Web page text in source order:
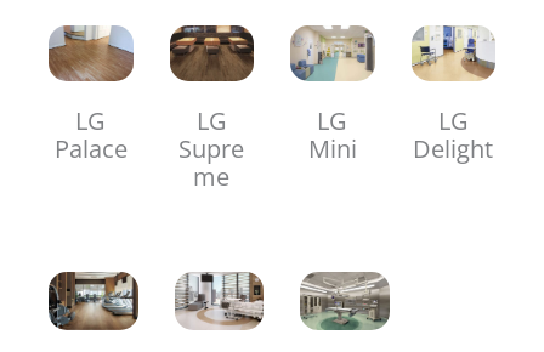
LG
Palace
LG
Supre
me
LG
Mini
LG
Delight